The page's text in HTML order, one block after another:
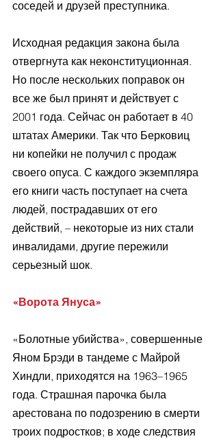
соседей и друзей преступника.
Исходная редакция закона была
отвергнута как неконституционная.
Но после нескольких поправок он
все же был принят и действует с
2001 года. Сейчас он работает в 40
штатах Америки. Так что Берковиц
ни копейки не получил с продаж
своего опуса. С каждого экземпляра
его книги часть поступает на счета
людей, пострадавших от его
действий, – некоторые из них стали
инвалидами, другие пережили
серьезный шок.
«Ворота Януса»
«Болотные убийства», совершенные
Яном Брэди в тандеме с Майрой
Хиндли, приходятся на 1963–1965
года. Страшная парочка была
арестована по подозрению в смерти
троих подростков; в ходе следствия